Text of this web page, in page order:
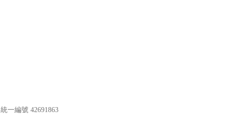
統一編號 42691863